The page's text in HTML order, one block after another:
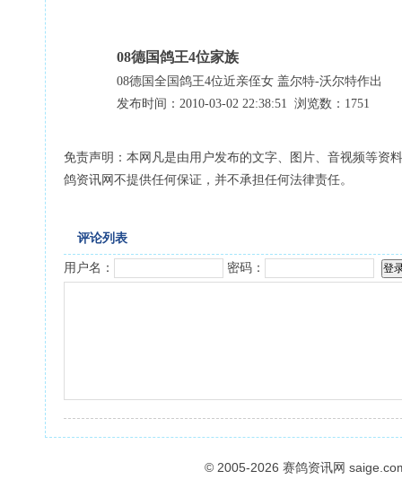
08德国鸽王4位家族
08德国全国鸽王4位近亲侄女 盖尔特-沃尔特作出
发布时间：2010-03-02 22:38:51 浏览数：1751
免责声明：本网凡是由用户发布的文字、图片、音视频等资
鸽资讯网不提供任何保证，并不承担任何法律责任。
评论列表
用户名： 密码：
© 2005-2026 赛鸽资讯网